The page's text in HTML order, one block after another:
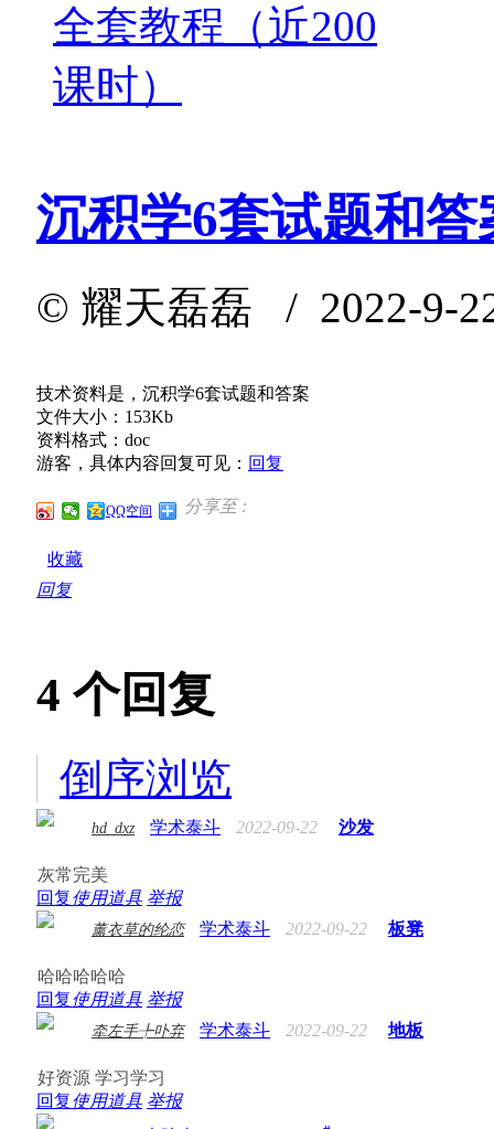
全套教程（近200
课时）
沉积学6套试题和答
© 耀天磊磊 / 2022-9-
技术资料是，沉积学6套试题和答案
文件大小：153Kb
资料格式：doc
游客，具体内容回复可见： 回复
分享至 :
QQ空间
收藏
回复
4 个回复
倒序浏览
hd_dxz 学术泰斗 2022-09-22 沙发
灰常完美
回复使用道具 举报
薰衣草的纶恋 学术泰斗 2022-09-22 板凳
哈哈哈哈哈
回复使用道具 举报
牵左手╄卟弃 学术泰斗 2022-09-22 地板
好资源 学习学习
回复使用道具 举报